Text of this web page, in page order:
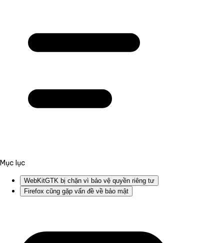
Mục lục
WebKitGTK bị chặn vì bảo vệ quyền riêng tư
Firefox cũng gặp vấn đề về bảo mật